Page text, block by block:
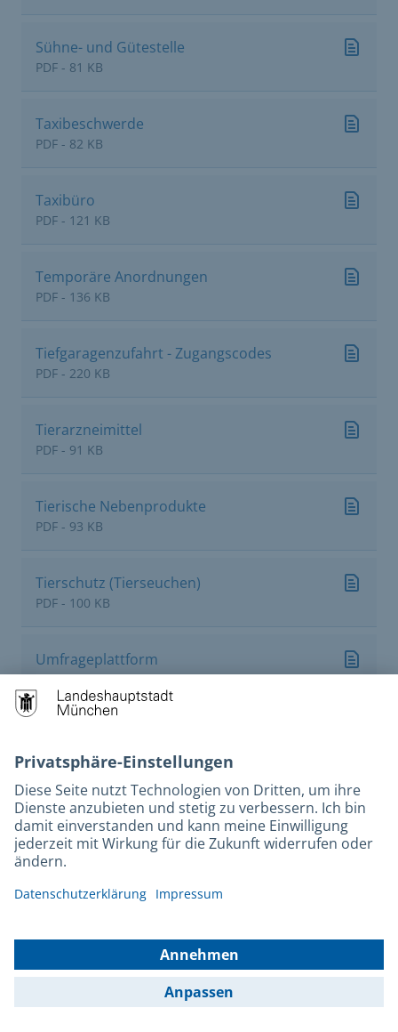
Sühne- und Gütestelle
PDF - 81 KB
Taxibeschwerde
PDF - 82 KB
Taxibüro
PDF - 121 KB
Temporäre Anordnungen
PDF - 136 KB
Tiefgaragenzufahrt - Zugangscodes
PDF - 220 KB
Tierarzneimittel
PDF - 91 KB
Tierische Nebenprodukte
PDF - 93 KB
Tierschutz (Tierseuchen)
PDF - 100 KB
Umfrageplattform
PDF - 60 KB
PDF - 106 KB
Umweltrecht - Genehmigungsverfahren
PDF - 72 KB
Umweltrecht - Prüfung von Anzeigen
Umweltzone (Ausnahmegenehmigung)